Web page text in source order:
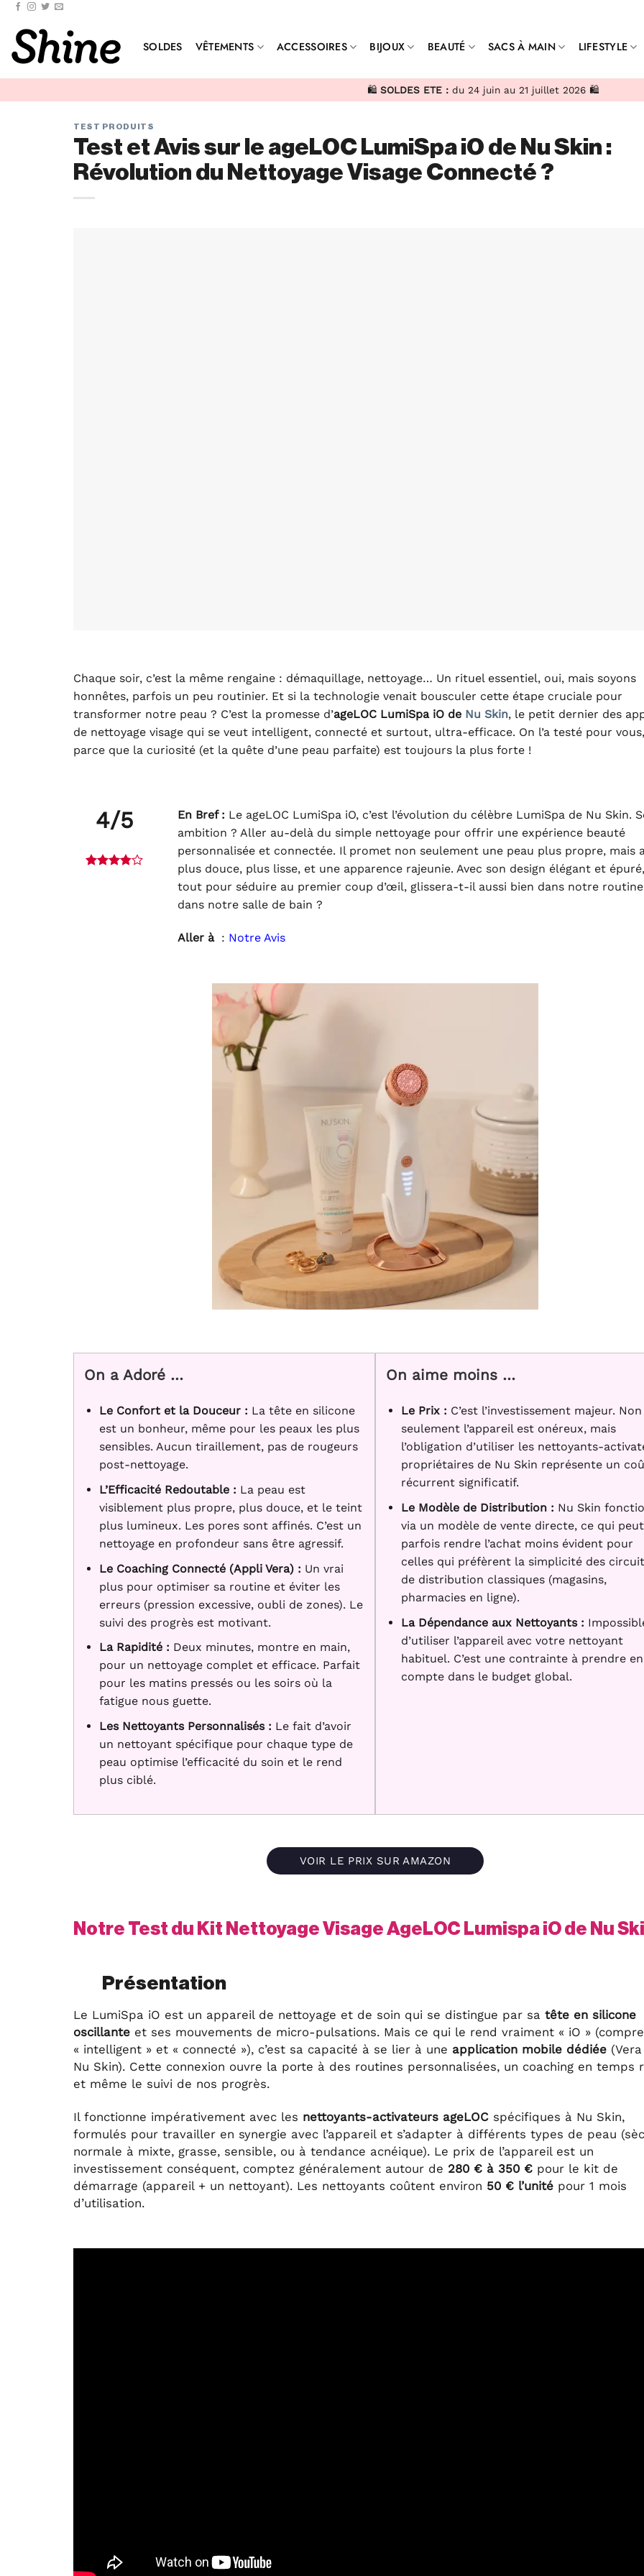
SOLDES VÊTEMENTS ACCESSOIRES BIJOUX BEAUTÉ SACS À MAIN LIFESTYLE
🛍️ SOLDES ETE : du 24 juin au 21 juillet 2026 🛍️
TEST PRODUITS
Test et Avis sur le ageLOC LumiSpa iO de Nu Skin :
Révolution du Nettoyage Visage Connecté ?
Chaque soir, c’est la même rengaine : démaquillage, nettoyage… Un rituel essentiel, oui, mais soyons
honnêtes, parfois un peu routinier. Et si la technologie venait bousculer cette étape cruciale pour
transformer notre peau ? C’est la promesse d’ageLOC LumiSpa iO de Nu Skin, le petit dernier des
de nettoyage visage qui se veut intelligent, connecté et surtout, ultra-efficace. On l’a testé pour vous,
parce que la curiosité (et la quête d’une peau parfaite) est toujours la plus forte !
4/5 En Bref : Le ageLOC LumiSpa iO, c’est l’évolution du célèbre LumiSpa de Nu Skin.
ambition ? Aller au-delà du simple nettoyage pour offrir une expérience beauté
personnalisée et connectée. Il promet non seulement une peau plus propre, mais
plus douce, plus lisse, et une apparence rajeunie. Avec son design élégant et
tout pour séduire au premier coup d’œil, glissera-t-il aussi bien dans notre
dans notre salle de bain ?
Aller à : Notre Avis
On a Adoré …
Le Confort et la Douceur : La tête en silicone
est un bonheur, même pour les peaux les plus
sensibles. Aucun tiraillement, pas de rougeurs
post-nettoyage.
L’Efficacité Redoutable : La peau est
visiblement plus propre, plus douce, et le teint
plus lumineux. Les pores sont affinés. C’est un
nettoyage en profondeur sans être agressif.
Le Coaching Connecté (Appli Vera) : Un vrai
plus pour optimiser sa routine et éviter les
erreurs (pression excessive, oubli de zones). Le
suivi des progrès est motivant.
La Rapidité : Deux minutes, montre en main,
pour un nettoyage complet et efficace. Parfait
pour les matins pressés ou les soirs où la
fatigue nous guette.
Les Nettoyants Personnalisés : Le fait d’avoir
un nettoyant spécifique pour chaque type de
peau optimise l’efficacité du soin et le rend
plus ciblé.
On aime moins …
Le Prix : C’est l’investissement majeur. Non
seulement l’appareil est onéreux, mais
l’obligation d’utiliser les nettoyants-
propriétaires de Nu Skin représente un
récurrent significatif.
Le Modèle de Distribution : Nu Skin
via un modèle de vente directe, ce qui peut
parfois rendre l’achat moins évident pour
celles qui préfèrent la simplicité des
de distribution classiques (magasins,
pharmacies en ligne).
La Dépendance aux Nettoyants :
d’utiliser l’appareil avec votre nettoyant
habituel. C’est une contrainte à prendre en
compte dans le budget global.
VOIR LE PRIX SUR AMAZON
Notre Test du Kit Nettoyage Visage AgeLOC Lumispa iO de Nu
Présentation
Le LumiSpa iO est un appareil de nettoyage et de soin qui se distingue par sa tête en silicone
oscillante et ses mouvements de micro-pulsations. Mais ce qui le rend vraiment « iO »
« intelligent » et « connecté »), c’est sa capacité à se lier à une application mobile dédiée
Nu Skin). Cette connexion ouvre la porte à des routines personnalisées, un coaching en temps
et même le suivi de nos progrès.
Il fonctionne impérativement avec les nettoyants-activateurs ageLOC spécifiques à Nu Skin,
formulés pour travailler en synergie avec l’appareil et s’adapter à différents types de peau
normale à mixte, grasse, sensible, ou à tendance acnéique). Le prix de l’appareil est un
investissement conséquent, comptez généralement autour de 280 € à 350 € pour le kit de
démarrage (appareil + un nettoyant). Les nettoyants coûtent environ 50 € l’unité pour 1 mois
d’utilisation.